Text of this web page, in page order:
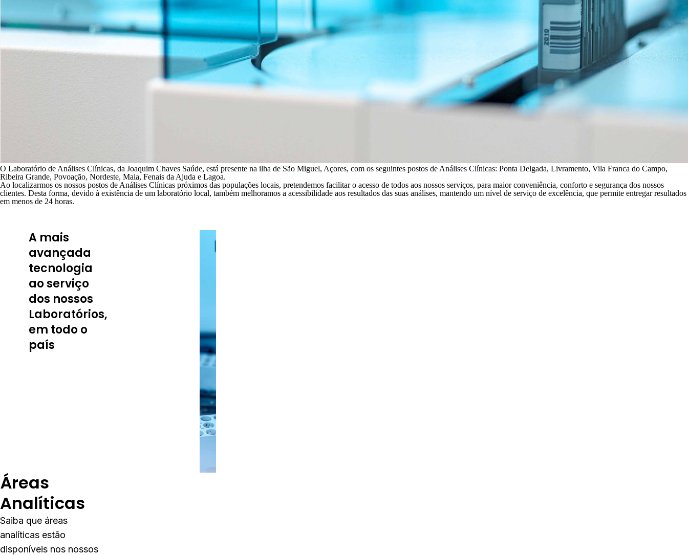
O Laboratório de Análises Clínicas, da Joaquim Chaves Saúde, está presente na ilha de São Miguel, Açores, com os seguintes postos de Análises Clínicas: Ponta Delgada, Livramento, Vila Franca do Campo,
Ribeira Grande, Povoação, Nordeste, Maia, Fenais da Ajuda e Lagoa.
Ao localizarmos os nossos postos de Análises Clínicas próximos das populações locais, pretendemos facilitar o acesso de todos aos nossos serviços, para maior conveniência, conforto e segurança dos nossos
clientes. Desta forma, devido à existência de um laboratório local, também melhoramos a acessibilidade aos resultados das suas análises, mantendo um nível de serviço de excelência, que permite entregarresultados
em menos de 24 horas.
A mais
avançada
tecnologia
ao serviço
dos nossos
Laboratórios,
em todo o
país
Áreas
Analíticas
Saiba que áreas
analíticas estão
disponíveis nos nossos